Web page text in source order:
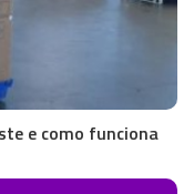
e como funciona